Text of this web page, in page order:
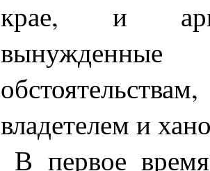
крае, и
владетелем и
В первое